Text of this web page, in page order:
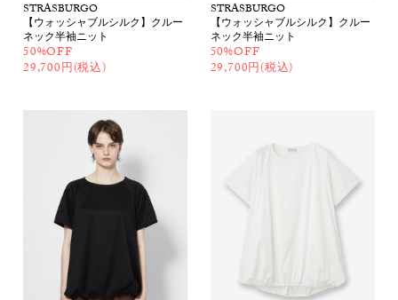
STRASBURGO
【ウォッシャブルシルク】クルー
ネック半袖ニット
50%OFF
29,700円(税込)
STRASBURGO
【ウォッシャブルシルク】クルー
ネック半袖ニット
50%OFF
29,700円(税込)